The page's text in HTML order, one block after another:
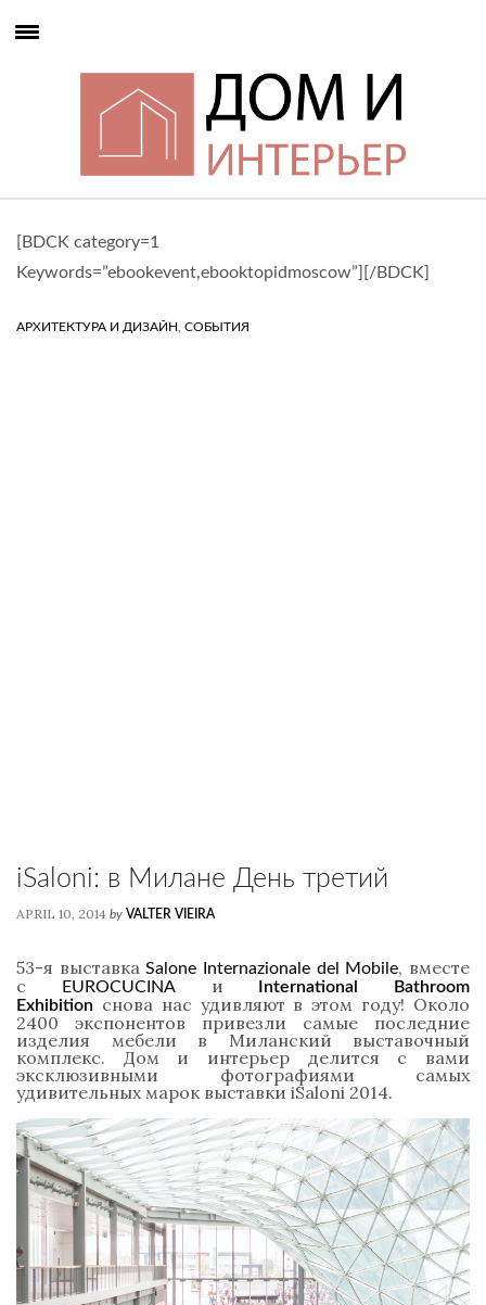
[BDCK category=1
Keywords=”ebookevent,ebooktopidmoscow”][/BDCK]
АРХИТЕКТУРА И ДИЗАЙН, СОБЫТИЯ
iSaloni: в Милане День третий
APRIL 10, 2014 by VALTER VIEIRA
53-я выставкаSalone Internazionale del Mobile, вместе
с
EUROCUCINAи
International Bathroom
Exhibition
снова нас удивляют в этом году! Около
2400 экспонентов привезли самые последние
изделия мебели в Миланский выставочный
комплекс. Дом и интерьер делится с вами
эксклюзивными фотографиями самых
удивительных марок выставки iSaloni 2014.